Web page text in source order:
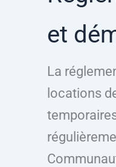
et
La
locations